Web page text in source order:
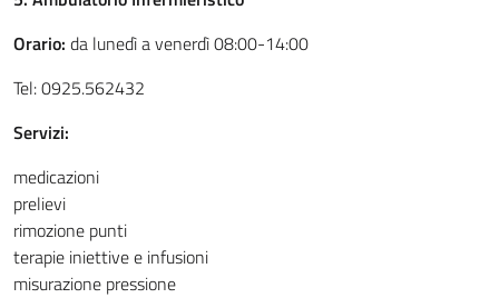
Orario: da lunedì a venerdì 08:00-14:00
Tel: 0925.562432
Servizi:
medicazioni
prelievi
rimozione punti
terapie iniettive e infusioni
misurazione pressione